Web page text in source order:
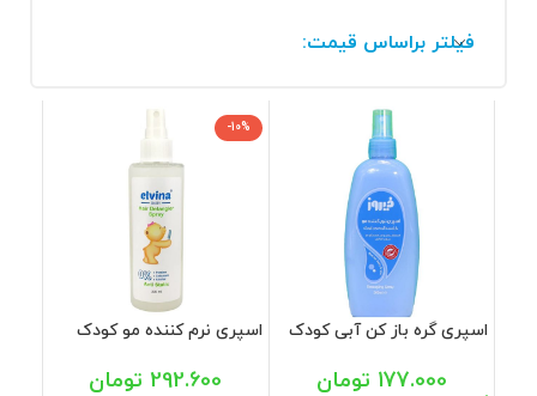
فیلتر براساس قیمت:
اسپری گره باز کن آبی کودک
177.000 تومان
-10%
اسپری نرم کننده مو کودک
292.600 تومان